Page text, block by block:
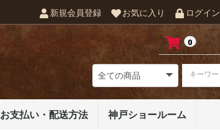
新規会員登録 お気に入り ログイン
0
お支払い・配送方法 神戸ショールーム